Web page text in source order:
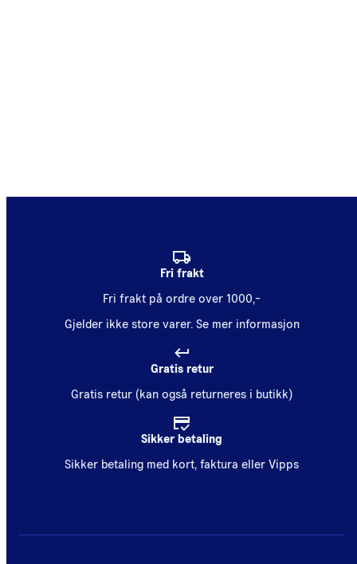
Fri frakt
Fri frakt på ordre over 1000,-
Gjelder ikke store varer. Se mer informasjon
Gratis retur
Gratis retur (kan også returneres i butikk)
Sikker betaling
Sikker betaling med kort, faktura eller Vipps